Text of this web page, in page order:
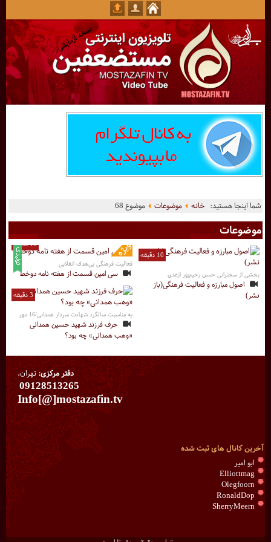
شما اینجا هستید:خانه موضوعات موضوع 68
موضوعات
10 دقیقه
بخشی از سخنرانی حسن رحیم‌پور ازغدی
اصول مبارزه و فعالیت فرهنگی(باز
نشر)
16 دقیقه
فعالیت فرهنگی بی‌هدف انقلابی
سی امین قسمت از هفته نامه دوخط
3 دقیقه
به مناسبت سالگرد شهادت سردار همدانی/16 مهر
حرف فرزند شهید حسین همدانی
«وهب همدانی» چه بود؟
دفتر مرکزی:تهران،
09128513265
Info[@]mostazafin.tv
آخرین کانال های ثبت شده
ابو امیر
Elliottmag
Olegfoorn
RonaldDop
SherryMeern